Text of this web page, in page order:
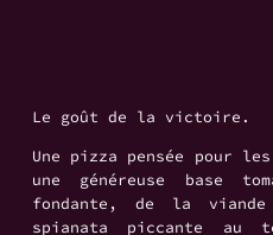
Le goût de la victoire.
Une pizza pensée pour
une généreuse base
fondante, de la viande
spianata piccante au